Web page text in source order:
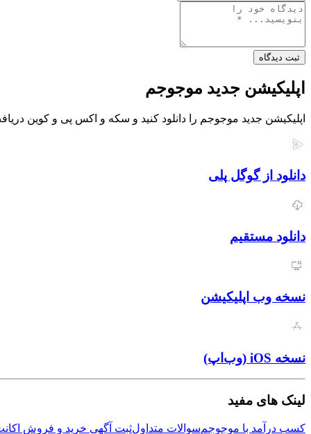
ثبت دیدگاه
اپلیکیشن جدید موجوجم
اپلیکیشن جدید موجوجم را دانلود کنید و سکه و اکس پی و کوین
دانلود از گوگل پلی
دانلود مستقیم
نسخه وب اپلیکیشن
نسخه iOS (وب‌اپ)
لینک های مفید
کسب درآمد با موجوجمسوالات متداولثبت آگهی خرید و فروش